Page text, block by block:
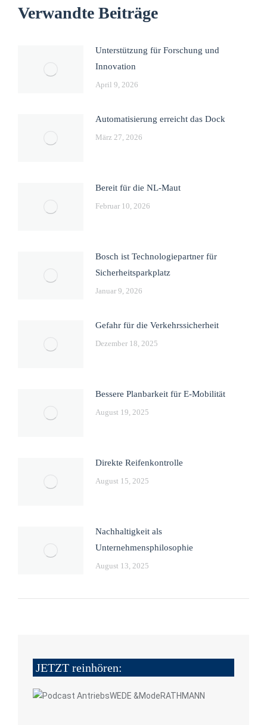
Verwandte Beiträge
Unterstützung für Forschung und
Innovation
April 9, 2026
Automatisierung erreicht das Dock
März 27, 2026
Bereit für die NL-Maut
Februar 10, 2026
Bosch ist Technologiepartner für
Sicherheitsparkplatz
Januar 9, 2026
Gefahr für die Verkehrssicherheit
Dezember 18, 2025
Bessere Planbarkeit für E-Mobilität
August 19, 2025
Direkte Reifenkontrolle
August 15, 2025
Nachhaltigkeit als
Unternehmensphilosophie
August 13, 2025
JETZT reinhören: